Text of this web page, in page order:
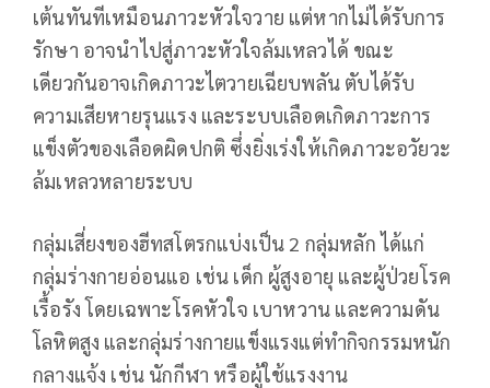
เต้นทันทีเหมือนภาวะหัวใจวาย แต่หากไม่ได้รับการ
รักษา อาจนำไปสู่ภาวะหัวใจล้มเหลวได้ ขณะ
เดียวกันอาจเกิดภาวะไตวายเฉียบพลัน ตับได้รับ
ความเสียหายรุนแรง และระบบเลือดเกิดภาวะการ
แข็งตัวของเลือดผิดปกติ ซึ่งยิ่งเร่งให้เกิดภาวะอวัยวะ
ล้มเหลวหลายระบบ
กลุ่มเสี่ยงของฮีทสโตรกแบ่งเป็น 2 กลุ่มหลัก ได้แก่
กลุ่มร่างกายอ่อนแอ เช่น เด็ก ผู้สูงอายุ และผู้ป่วยโรค
เรื้อรัง โดยเฉพาะโรคหัวใจ เบาหวาน และความดัน
โลหิตสูง และกลุ่มร่างกายแข็งแรงแต่ทำกิจกรรมหนัก
กลางแจ้ง เช่น นักกีฬา หรือผู้ใช้แรงงาน